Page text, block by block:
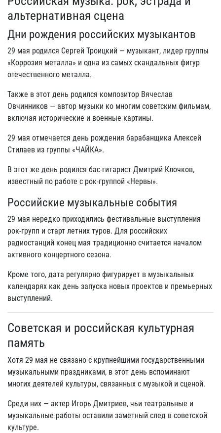
альтернативная сцена
Дни рождения российских музыкантов
29 мая родился Сергей Троицкий — музыкант, лидер группы
«Коррозия металла» и одна из самых скандальных фигур
отечественного металла.
Также в этот день родился композитор Вячеслав
Овчинников — автор музыки ко многим советским фильмам,
включая исторические и военные картины.
29 мая отмечается день рождения барабанщика Алексей
Стилаев из группы «ЧАЙКА».
В этот же день родился бас-гитарист Дмитрий Клочков,
известный по работе с рок-группой «Нервы».
Российские музыкальные события
29 мая нередко приходились фестивальные выступления
рок-групп и старт летних туров. Для российских
радиостанций конец мая традиционно считается началом
активного концертного сезона.
Кроме того, дата регулярно фигурирует в музыкальных
календарях как день запуска новых проектов и премьерных
выступлений.
Советская и российская культурная
память
Хотя 29 мая не связано с крупнейшими государственными
музыкальными праздниками, в этот день вспоминают
многих деятелей культуры, связанных с музыкой и сценой.
Среди них — актер Игорь Дмитриев, чьи театральные и
музыкальные работы оставили заметный след в советской
культуре.